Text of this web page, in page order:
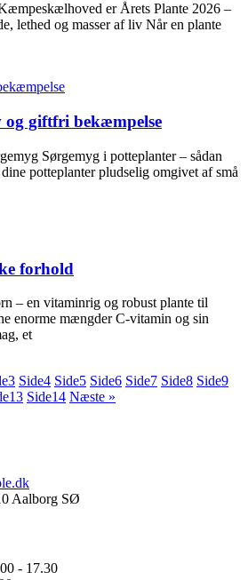
er Årets Plante 2026 –
lethed og masser af liv Når en plante
og giftfri bekæmpelse
Sørgemyg i potteplanter – sådan
potteplanter pludselig omgivet af små
forhold
– en vitaminrig og robust plante til
enorme mængder C‑vitamin og sin
et
3 Side4 Side5 Side6 Side7 Side8 Side9
13 Side14 Næste »
Aalborg SØ
- 17.30